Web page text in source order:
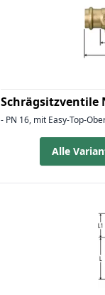
Schrägsitzventile
- PN 16, mit Easy-Top-
Alle